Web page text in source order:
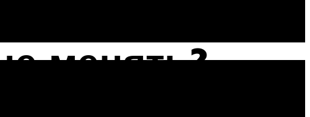
менять?